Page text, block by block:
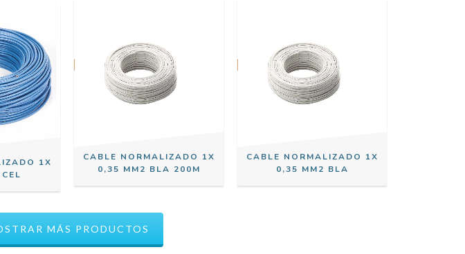
1X
CABLE NORMALIZADO 1X
0,35 MM2 BLA 200M
CABLE NORMALIZADO 1X
0,35 MM2 BLA
MÁS PRODUCTOS